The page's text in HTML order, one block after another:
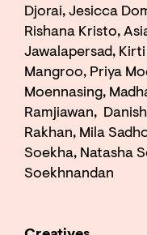
Djorai, Jesicca
Rishana Kristo,
Jawalapersad,
Mangroo, Priya
Moennasing,
Ramjiawan,
Rakhan, Mila
Soekha, Natasha
Soekhnandan